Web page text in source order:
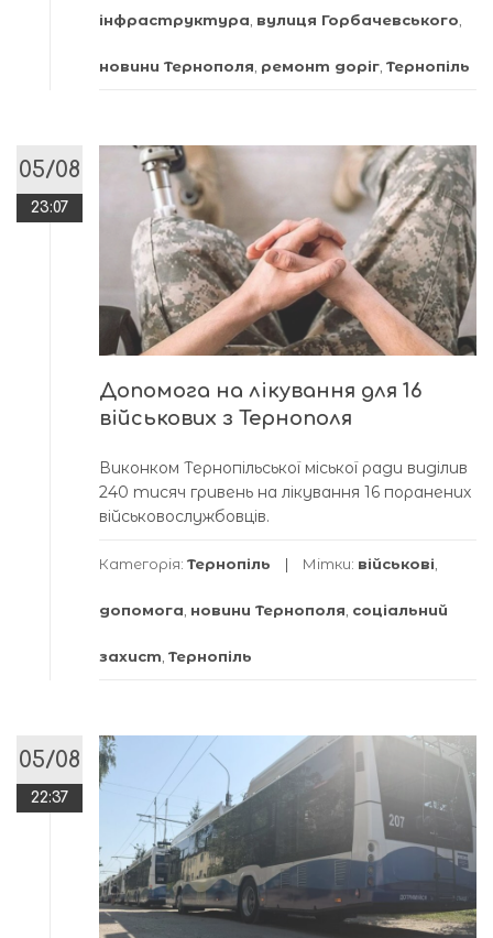
інфраструктура вулиця Горбачевського
новини Тернополя ремонт доріг Тернопіль
05/08
23:07
Допомога на лікування для 16
військових з Тернополя
Виконком Тернопільської міської ради виділив
240 тисяч гривень на лікування 16 поранених
військовослужбовців.
Категорія: Тернопіль Мітки: військові
допомога новини Тернополя соціальний
захист Тернопіль
05/08
22:37